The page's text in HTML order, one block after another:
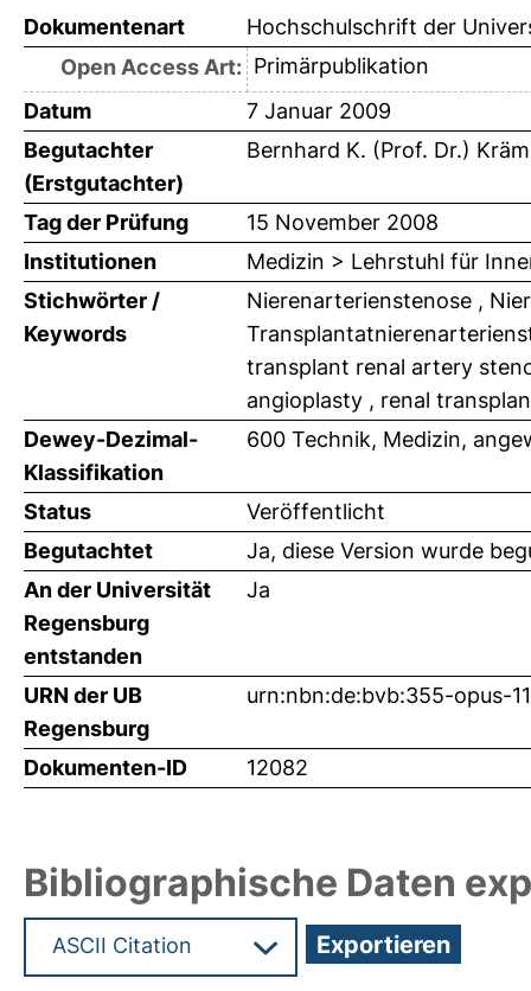
Dokumentenart
Hochschulschrift der
Open Access Art: Primärpublikation
Datum
7 Januar 2009
Begutachter
(Erstgutachter)
Bernhard K. (Prof. Dr.)
Tag der Prüfung
15 November 2008
Institutionen
Medizin > Lehrstuhl für
Stichwörter /
Keywords
Nierenarterienstenose ,
transplant renal artery
angioplasty , renal
Dewey-Dezimal-
Klassifikation
600 Technik, Medizin,
Status
Veröffentlicht
Begutachtet
Ja, diese Version wurde
An der Universität
Regensburg
entstanden
Ja
URN der UB
Regensburg
urn:nbn:de:bvb:355-opus-
Dokumenten-ID 12082
Bibliographische Daten